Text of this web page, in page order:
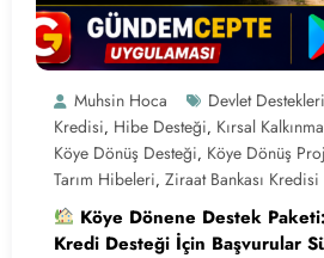
Muhsin Hoca Devlet
Kredisi, Hibe Desteği, Kırsal Kalkınma
Köye Dönüş Desteği, Köye Dönüş
Tarım Hibeleri, Ziraat Bankası Kredisi
Köye Dönene Destek
Kredi Desteği İçin Başvurular